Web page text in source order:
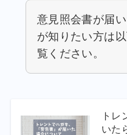
意見照会書が届
が知りたい方は
覧ください。
トレ
いた